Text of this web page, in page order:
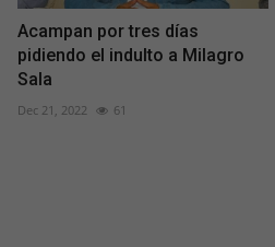
Acampan por tres días
pidiendo el indulto a Milagro
Sala
Dec 21, 2022 61